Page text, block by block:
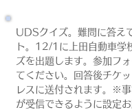
UDSクイズ。難問に答え
ト。12/1に上田自動車学
ズを出題します。参加フ
てください。回答後チケ
レスに送付されます。※
が受信できるように設定